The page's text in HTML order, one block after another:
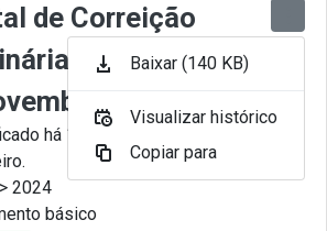
de Correição
nº 011-2024
há 11 Meses por Juliana
2024
básico
Baixar (140 KB)
Visualizar histórico
Copiar para